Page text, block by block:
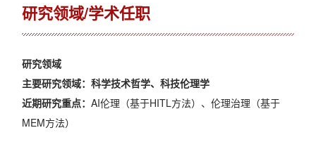
研究领域/学术任职
研究领域
主要研究领域：科学技术哲学、科技伦理学
近期研究重点：AI伦理（基于HITL方法）、伦理治理（基于
MEM方法）